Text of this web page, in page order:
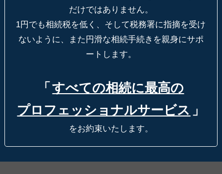
だけではありません。
1円でも相続税を低く、そして税務署に指摘を受け
ないように、
また円滑な相続手続きを親身にサポ
ートします。
「 すべての相続に最高の
プロフェッショナルサービス 」
をお約束いたします。